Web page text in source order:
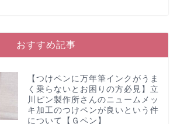
おすすめ記事
【つけペンに万年筆インクがうま
く乗らないとお困りの方必見】立
川ピン製作所さんのニュームメッ
キ加工のつけペンが良いという件
について【Ｇペン】